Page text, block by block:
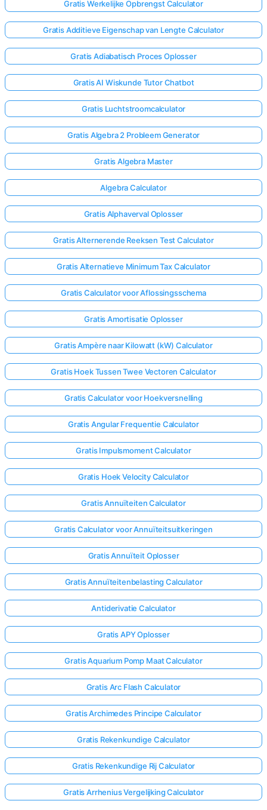
Gratis Werkelijke Opbrengst Calculator
Gratis Additieve Eigenschap van Lengte Calculator
Gratis Adiabatisch Proces Oplosser
Gratis AI Wiskunde Tutor Chatbot
Gratis Luchtstroomcalculator
Gratis Algebra 2 Probleem Generator
Gratis Algebra Master
Algebra Calculator
Gratis Alphaverval Oplosser
Gratis Alternerende Reeksen Test Calculator
Gratis Alternatieve Minimum Tax Calculator
Gratis Calculator voor Aflossingsschema
Gratis Amortisatie Oplosser
Gratis Ampère naar Kilowatt (kW) Calculator
Gratis Hoek Tussen Twee Vectoren Calculator
Gratis Calculator voor Hoekversnelling
Gratis Angular Frequentie Calculator
Gratis Impulsmoment Calculator
Gratis Hoek Velocity Calculator
Gratis Annuïteiten Calculator
Gratis Calculator voor Annuïteitsuitkeringen
Gratis Annuïteit Oplosser
Gratis Annuïteitenbelasting Calculator
Antiderivatie Calculator
Gratis APY Oplosser
Gratis Aquarium Pomp Maat Calculator
Gratis Arc Flash Calculator
Gratis Archimedes Principe Calculator
Gratis Rekenkundige Calculator
Gratis Rekenkundige Rij Calculator
Gratis Arrhenius Vergelijking Calculator